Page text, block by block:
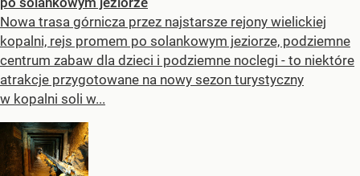
Nowa trasa górnicza przez najstarsze rejony wielickiej
kopalni, rejs promem po solankowym jeziorze, podziemne
centrum zabaw dla dzieci i podziemne noclegi - to niektóre
atrakcje przygotowane na nowy sezon turystyczny
w kopalni soli w...